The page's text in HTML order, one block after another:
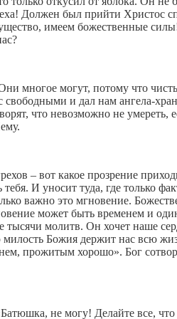
Должен был прийти Христос
имеем божественные
многое могут, потому что
и дал нам ангела-
что невозможно не умереть,
– вот какое прозрение
И уносит туда, где только
важно это мгновение.
может быть временем и
тысячи молитв. Он хочет наше
милость Божия держит нас всю
прожитым хорошо». Бог
не могу! Делайте все,